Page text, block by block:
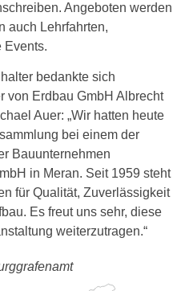
Angeboten werden
auch Lehrfahrten,
Events.
bedankte sich
von Erdbau GmbH Albrecht
Auer: „Wir hatten heute
bei einem der
Bauunternehmen
in Meran. Seit 1959 steht
für Qualität, Zuverlässigkeit
Es freut uns sehr, diese
weiterzutragen.“